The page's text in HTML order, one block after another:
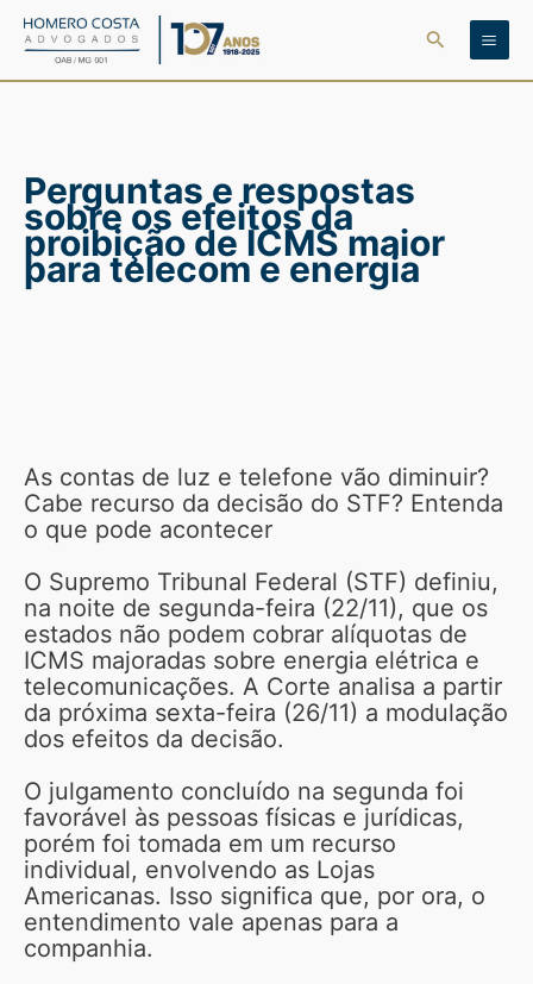
para
Pesquisar
Perguntas e respostas
sobre os efeitos da
proibição de ICMS maior
para telecom e energia
As contas de luz e telefone vão diminuir?
Cabe recurso da decisão do STF? Entenda
o que pode acontecer
O Supremo Tribunal Federal (STF) definiu,
na noite de segunda-feira (22/11), que os
estados não podem cobrar alíquotas de
ICMS majoradas sobre energia elétrica e
telecomunicações. A Corte analisa a partir
da próxima sexta-feira (26/11) a modulação
dos efeitos da decisão.
O julgamento concluído na segunda foi
favorável às pessoas físicas e jurídicas,
porém foi tomada em um recurso
individual, envolvendo as Lojas
Americanas. Isso significa que, por ora, o
entendimento vale apenas para a
companhia.